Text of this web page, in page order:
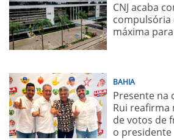
CNJ acaba
compulsória
máxima
BAHIA
Presente na
Rui reafirma
de votos de
o presidente